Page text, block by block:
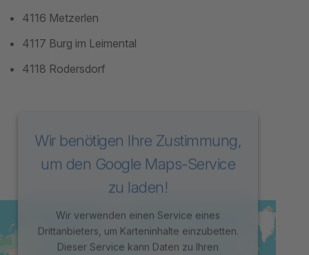
4116 Metzerlen
4117 Burg im Leimental
4118 Rodersdorf
Wir benötigen Ihre Zustimmung,
um den Google Maps-Service
zu laden!
Wir verwenden einen Service eines
Drittanbieters, um Karteninhalte einzubetten.
Dieser Service kann Daten zu Ihren